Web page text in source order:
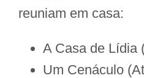
reuniam em casa:
A Casa de Lídia
Um Cenáculo